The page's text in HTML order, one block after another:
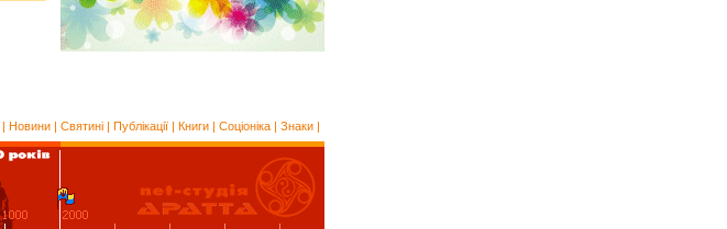
| Новини | Святині | Публікації | Книги | Соціоніка | Знаки |